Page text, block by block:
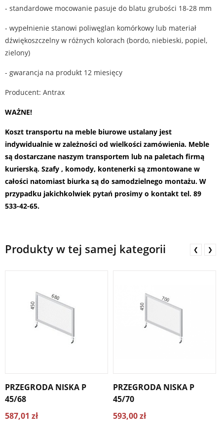
- standardowe mocowanie pasuje do blatu grubości 18-28 mm
- wypełnienie stanowi poliwęglan komórkowy lub materiał
dźwiękoszczelny w różnych kolorach (bordo, niebieski, popiel,
zielony)
- gwarancja na produkt 12 miesięcy
Producent: Antrax
WAŻNE!
Koszt transportu na meble biurowe ustalany jest
indywidualnie w zależności od wielkości zamówienia. Meble
są dostarczane naszym transportem lub na paletach firmą
kurierską. Szafy , komody, kontenerki są zmontowane w
całości natomiast biurka są do samodzielnego montażu. W
przypadku jakichkolwiek pytań prosimy o kontakt tel. 89
533-42-65.
Produkty w tej samej kategorii
PRZEGRODA NISKA P
45/68
587,01 zł
PRZEGRODA NISKA P
45/70
593,00 zł
❮ ❯